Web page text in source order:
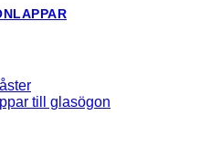
till glasögon